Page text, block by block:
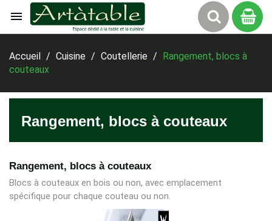

Accueil
Cuisine Coutellerie
Rangement, blocs à
couteaux
Rangement, blocs à couteaux
Rangement, blocs à couteaux
Blocs à couteaux en bois ou non, avec emplacement
spécifique pour chaque couteau ou non.